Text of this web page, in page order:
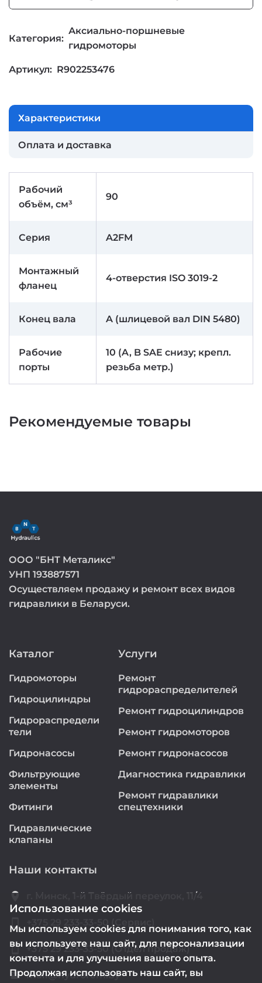
Категория:
Аксиально-поршневые
гидромоторы
Артикул: R902253476
Характеристики
Оплата и доставка
Рабочий
объём, см³
90
Серия A2FM
Монтажный
фланец
4-отверстия ISO 3019-2
Конец вала A (шлицевой вал DIN 5480)
Рабочие
порты
10 (A, B SAE снизу; крепл.
резьба метр.)
Рекомендуемые товары
ООО "БНТ Металикс"
УНП 193887571
Осуществляем продажу и ремонт всех видов
гидравлики в Беларуси.
Каталог
Гидромоторы
Гидроцилиндры
Гидрораспредели
тели
Гидронасосы
Фильтрующие
элементы
Фитинги
Гидравлические
клапаны
Услуги
Ремонт
гидрораспределителей
Ремонт гидроцилиндров
Ремонт гидромоторов
Ремонт гидронасосов
Диагностика гидравлики
Ремонт гидравлики
спецтехники
Наши контакты
location_on г. Минск, 1-й Твёрдый переулок, 11/4
smartphone +375 29 233-33-50 (Сервис)
smartphone +375 29 233-33-50 (Отдел продаж)
email mail@hydrorem.by
Использование cookies
Мы используем cookies для понимания того, как
вы используете наш сайт, для персонализации
контента и для улучшения вашего опыта.
Продолжая использовать наш сайт, вы